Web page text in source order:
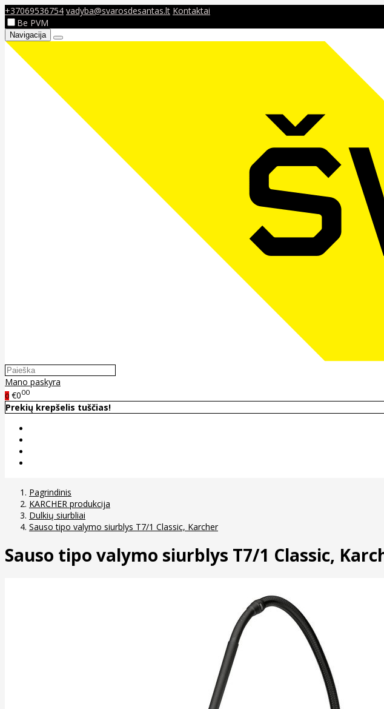
+37069536754 vadyba@svarosdesantas.lt Kontaktai
Be PVM
Navigacija
Mano paskyra
0 €000
Prekių krepšelis tuščias!
Pagrindinis
KARCHER produkcija
Dulkių siurbliai
Sauso tipo valymo siurblys T7/1 Classic, Karcher
Sauso tipo valymo siurblys T7/1 Classic,